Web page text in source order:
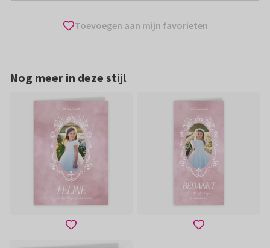
Toevoegen aan mijn favorieten
Nog meer in deze stijl